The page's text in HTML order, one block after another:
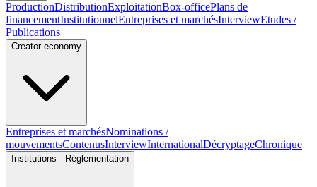
ProductionDistributionExploitationBox-officePlans de
financementInstitutionnelEntreprises et marchésInterviewEtudes /
Publications
Creator economy
Entreprises et marchésNominations /
mouvementsContenusInterviewInternationalDécryptageChronique
Institutions - Réglementation